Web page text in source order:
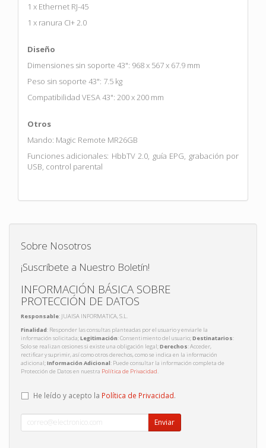
1 x Ethernet RJ-45
1 x ranura CI+ 2.0
Diseño
Dimensiones sin soporte 43": 968 x 567 x 67.9 mm
Peso sin soporte 43": 7.5 kg
Compatibilidad VESA 43": 200 x 200 mm
Otros
Mando: Magic Remote MR26GB
Funciones adicionales: HbbTV 2.0, guía EPG, grabación por
USB, control parental
Sobre Nosotros
¡Suscríbete a Nuestro Boletín!
INFORMACIÓN BÁSICA SOBRE
PROTECCIÓN DE DATOS
Responsable: JUAISA INFORMATICA, S.L.
Finalidad: Responder las consultas planteadas por el usuario y enviarle la
información solicitada;Legitimación: Consentimiento del usuario;Destinatarios:
Solo se realizan cesiones si existe una obligación legal;Derechos: Acceder,
rectificar y suprimir, así como otros derechos, como se indica en la información
adicional;Información Adicional: Puede consultar la información completa de
Protección de Datos en nuestra Política de Privacidad.
He leído y acepto la Política de Privacidad.
Enviar